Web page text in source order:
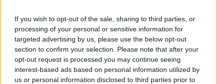
If you wish to opt-out of the sale, sharing to third parties, or
processing of your personal or sensitive information for
targeted advertising by us, please use the below opt-out
section to confirm your selection. Please note that after your
opt-out request is processed you may continue seeing
interest-based ads based on personal information utilized by
us or personal information disclosed to third parties prior to